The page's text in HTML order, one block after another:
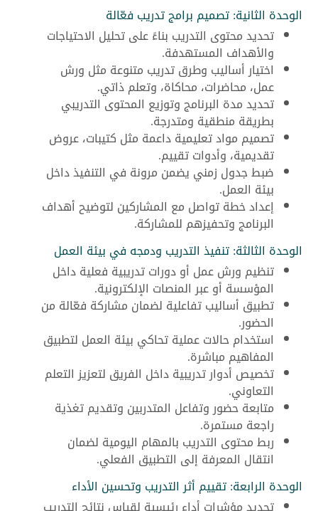
الوحدة الثانية: تصميم برامج تدريب فعّالة
تحديد محتوى التدريب بناءً على تحليل الاحتياجات
والأهداف المستهدفة.
اختيار أساليب وطرق تدريب متنوعة مثل ورش
عمل، محاضرات، محاكاة، وتعلم ذاتي.
تحديد مدة البرنامج وتوزيع المحتوى التدريبي
بطريقة منطقية ومتدرجة.
تصميم مواد تعليمية داعمة مثل كتيبات، عروض
تقديمية، وأدوات تقييم.
ضبط جدول زمني يضمن مرونة في التنفيذ داخل
بيئة العمل.
إعداد خطة تواصل مع المشاركين لتوضيح أهداف
البرنامج وتحفيزهم للمشاركة.
الوحدة الثالثة: تنفيذ التدريب ودمجه في بيئة العمل
تنظيم ورش عمل أو دورات تدريبية فعلية داخل
المؤسسة أو عبر المنصات الإلكترونية.
تطبيق أساليب تفاعلية لضمان مشاركة فعّالة من
الحضور.
استخدام حالات عملية تحاكي بيئة العمل لتطبيق
المفاهيم مباشرة.
تخصيص أدوار تدريبية داخل الفريق لتعزيز التعلم
التعاوني.
متابعة حضور وتفاعل المتدربين وتقديم تغذية
راجعة مستمرة.
ربط محتوى التدريب بالمهام اليومية لضمان
انتقال المعرفة إلى التطبيق الفعلي.
الوحدة الرابعة: تقييم أثر التدريب وتحسين الأداء